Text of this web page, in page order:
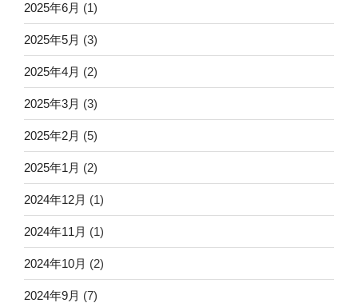
2025年6月 (1)
2025年5月 (3)
2025年4月 (2)
2025年3月 (3)
2025年2月 (5)
2025年1月 (2)
2024年12月 (1)
2024年11月 (1)
2024年10月 (2)
2024年9月 (7)